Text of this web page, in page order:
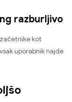
razburljivo
kot
uporabnik najde